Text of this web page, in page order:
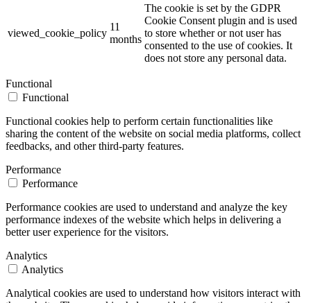
viewed_cookie_policy
11
months
The cookie is set by the GDPR
Cookie Consent plugin and is used
to store whether or not user has
consented to the use of cookies. It
does not store any personal data.
Functional
Functional
Functional cookies help to perform certain functionalities like
sharing the content of the website on social media platforms, collect
feedbacks, and other third-party features.
Performance
Performance
Performance cookies are used to understand and analyze the key
performance indexes of the website which helps in delivering a
better user experience for the visitors.
Analytics
Analytics
Analytical cookies are used to understand how visitors interact with